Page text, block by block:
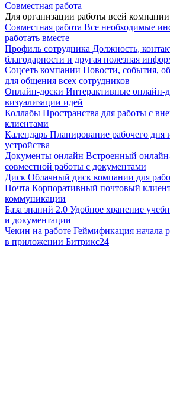
Совместная работа
Для организации работы всей компании
Совместная работа Все необходимые
работать вместе
Профиль сотрудника Должность,
благодарности и другая полезная
Соцсеть компании Новости, события,
для общения всех сотрудников
Онлайн-доски Интерактивные онлайн-
визуализации идей
Коллабы Пространства для работы с
клиентами
Календарь Планирование рабочего дня
устройства
Документы онлайн Встроенный
совместной работы с документами
Диск Облачный диск компании для
Почта Корпоративный почтовый
коммуникации
База знаний 2.0 Удобное хранение
и документации
Чекин на работе Геймификация начала
в приложении Битрикс24